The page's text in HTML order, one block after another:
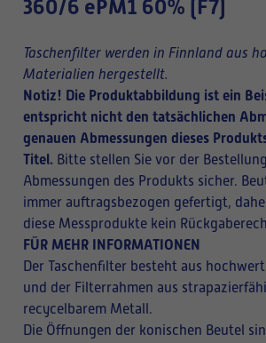
360/6 ePM1 60% (F7)
Taschenfilter werden in Finnland aus
Materialien hergestellt.
Notiz! Die Produktabbildung ist ein
entspricht nicht den tatsächlichen
genauen Abmessungen dieses
Titel. Bitte stellen Sie vor der
Abmessungen des Produkts sicher.
immer auftragsbezogen gefertigt,
diese Messprodukte kein
FÜR MEHR INFORMATIONEN
Der Taschenfilter besteht aus
und der Filterrahmen aus
recycelbarem Metall.
Die Öffnungen der konischen Beutel